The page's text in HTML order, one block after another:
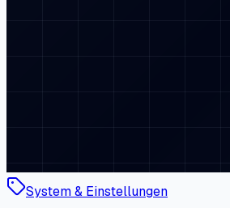
System & Einstellungen